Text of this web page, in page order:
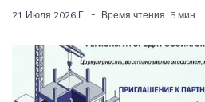
21 Июля 2026 Г. Время чтения: 5 мин